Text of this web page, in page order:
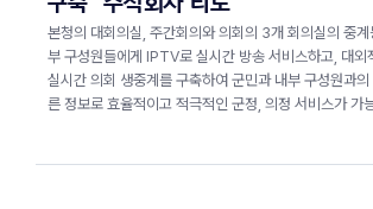
본청의 대회의실, 주간회의와 의회의 3개 회의실의 중
부 구성원들에게 IPTV로 실시간 방송 서비스하고, 대외
실시간 의회 생중계를 구축하여 군민과 내부 구성원과
른 정보로 효율적이고 적극적인 군정, 의정 서비스가 가